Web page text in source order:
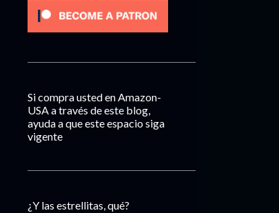
Si compra usted en Amazon-
USA a través de este blog,
ayuda a que este espacio siga
vigente
¿Y las estrellitas, qué?